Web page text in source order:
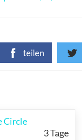
teilen
Circle
3Tage